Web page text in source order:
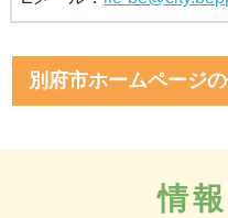
別府市ホームページ
情